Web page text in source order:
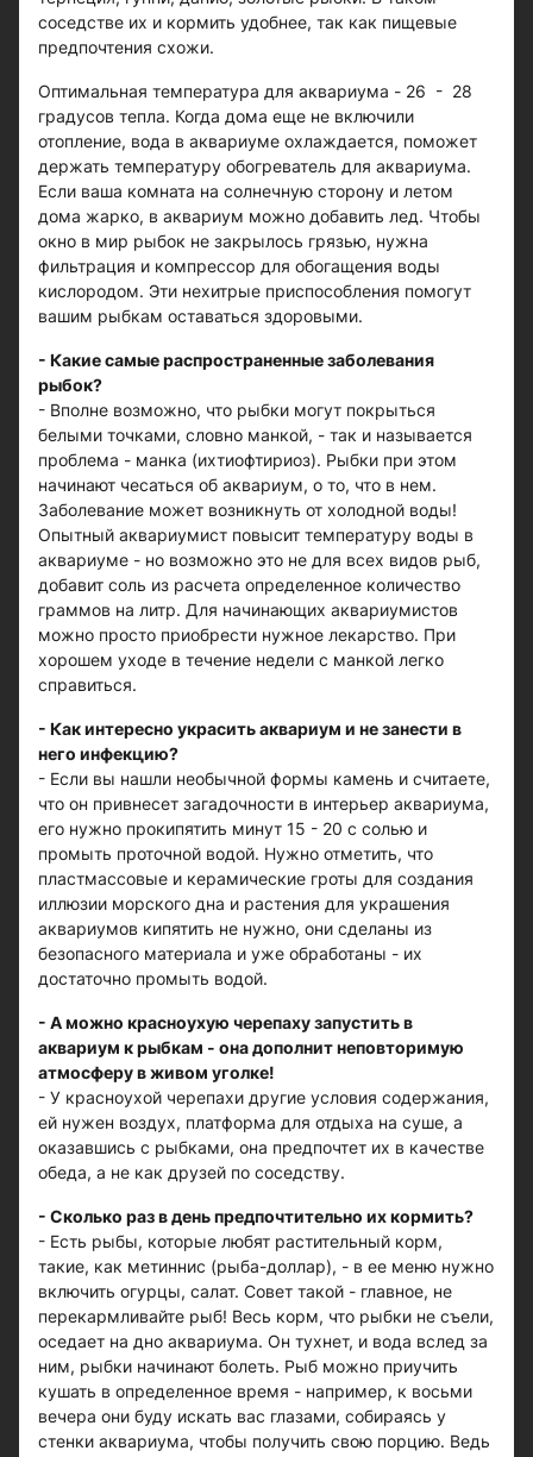
соседстве их и кормить удобнее, так как пищевые
предпочтения схожи.
Оптимальная температура для аквариума - 26 - 28
градусов тепла. Когда дома еще не включили
отопление, вода в аквариуме охлаждается, поможет
держать температуру обогреватель для аквариума.
Если ваша комната на солнечную сторону и летом
дома жарко, в аквариум можно добавить лед. Чтобы
окно в мир рыбок не закрылось грязью, нужна
фильтрация и компрессор для обогащения воды
кислородом. Эти нехитрые приспособления помогут
вашим рыбкам оставаться здоровыми.
- Какие самые распространенные заболевания
рыбок?
- Вполне возможно, что рыбки могут покрыться
белыми точками, словно манкой, - так и называется
проблема - манка (ихтиофтириоз). Рыбки при этом
начинают чесаться об аквариум, о то, что в нем.
Заболевание может возникнуть от холодной воды!
Опытный аквариумист повысит температуру воды в
аквариуме - но возможно это не для всех видов рыб,
добавит соль из расчета определенное количество
граммов на литр. Для начинающих аквариумистов
можно просто приобрести нужное лекарство. При
хорошем уходе в течение недели с манкой легко
справиться.
- Как интересно украсить аквариум и не занести в
него инфекцию?
- Если вы нашли необычной формы камень и считаете,
что он привнесет загадочности в интерьер аквариума,
его нужно прокипятить минут 15 - 20 с солью и
промыть проточной водой. Нужно отметить, что
пластмассовые и керамические гроты для создания
иллюзии морского дна и растения для украшения
аквариумов кипятить не нужно, они сделаны из
безопасного материала и уже обработаны - их
достаточно промыть водой.
- А можно красноухую черепаху запустить в
аквариум к рыбкам - она дополнит неповторимую
атмосферу в живом уголке!
- У красноухой черепахи другие условия содержания,
ей нужен воздух, платформа для отдыха на суше, а
оказавшись с рыбками, она предпочтет их в качестве
обеда, а не как друзей по соседству.
- Сколько раз в день предпочтительно их кормить?
- Есть рыбы, которые любят растительный корм,
такие, как метиннис (рыба-доллар), - в ее меню нужно
включить огурцы, салат. Совет такой - главное, не
перекармливайте рыб! Весь корм, что рыбки не съели,
оседает на дно аквариума. Он тухнет, и вода вслед за
ним, рыбки начинают болеть. Рыб можно приучить
кушать в определенное время - например, к восьми
вечера они буду искать вас глазами, собираясь у
стенки аквариума, чтобы получить свою порцию. Ведь